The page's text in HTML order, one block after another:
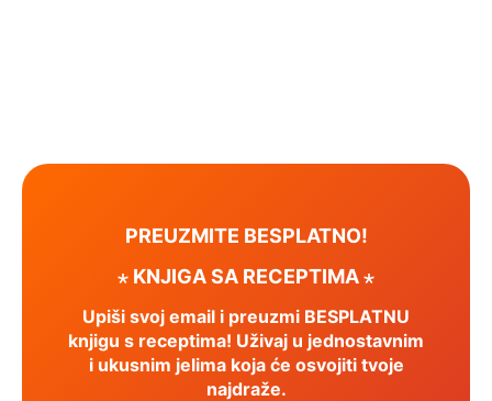
PREUZMITE BESPLATNO!
⋆ KNJIGA SA RECEPTIMA ⋆
Upiši svoj email i preuzmi BESPLATNU
knjigu s receptima! Uživaj u jednostavnim
i ukusnim jelima koja će osvojiti tvoje
najdraže.